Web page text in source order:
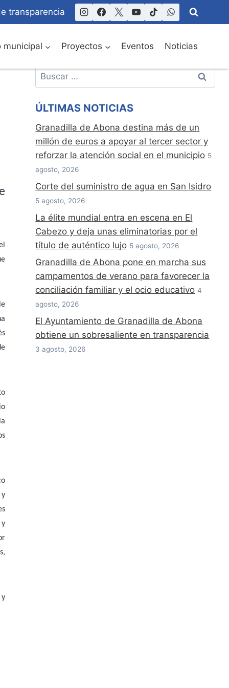
transparencia
municipal Proyectos Eventos Noticias
y
Buscar:
ÚLTIMAS NOTICIAS
Granadilla de Abona destina más de un
millón de euros a apoyar al tercer sector y
reforzar la atención social en el municipio 5
agosto, 2026
Corte del suministro de agua en San Isidro
5 agosto, 2026
La élite mundial entra en escena en El
Cabezo y deja unas eliminatorias por el
título de auténtico lujo 5 agosto, 2026
Granadilla de Abona pone en marcha sus
campamentos de verano para favorecer la
conciliación familiar y el ocio educativo 4
agosto, 2026
El Ayuntamiento de Granadilla de Abona
obtiene un sobresaliente en transparencia
3 agosto, 2026